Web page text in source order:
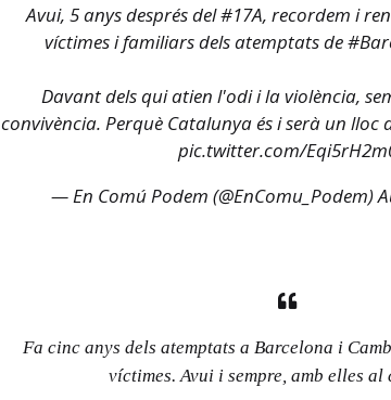
Avui, 5 anys després del#17A, recordem i
víctimes i familiars dels atemptats de
Davant dels qui atien l'odi i la violència,
convivència. Perquè Catalunya és i serà un
pic.twitter.com/
— En Comú Podem (@EnComu_Podem)
Fa cinc anys dels atemptats a Barcelona i
víctimes. Avui i sempre, amb elles al